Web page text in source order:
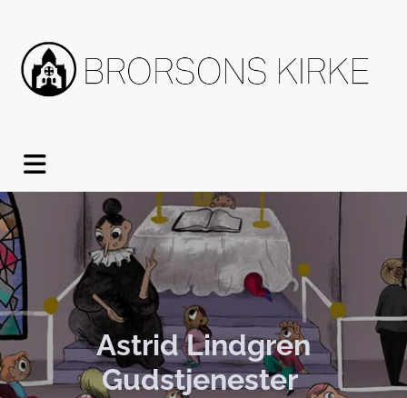
Astrid Lindgren
Gudstjenester